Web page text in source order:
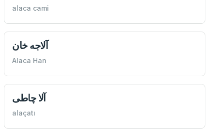
alaca cami
آلاجه خان
Alaca Han
آلا چاطی
alaçatı